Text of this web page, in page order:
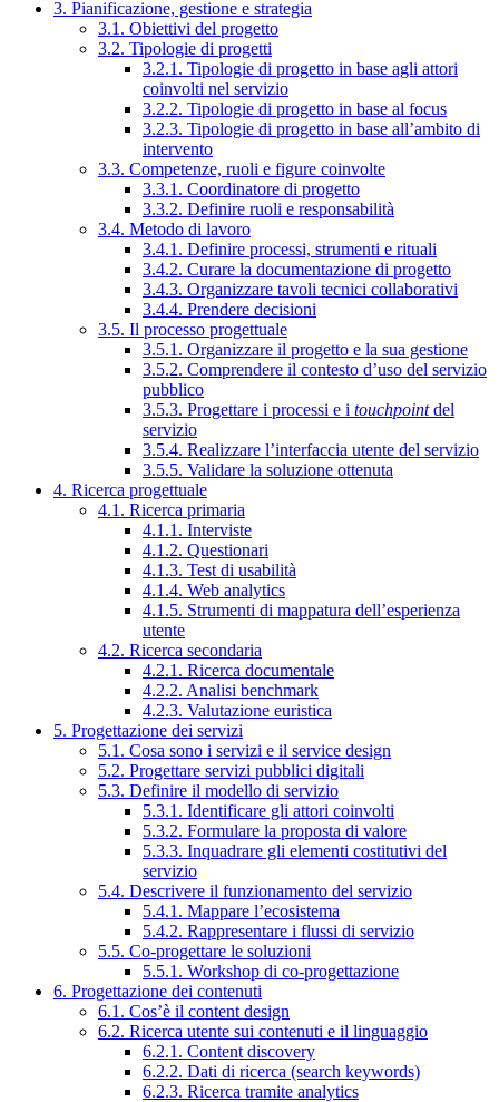
3. Pianificazione, gestione e strategia
3.1. Obiettivi del progetto
3.2. Tipologie di progetti
3.2.1. Tipologie di progetto in base agli attori
coinvolti nel servizio
3.2.2. Tipologie di progetto in base al focus
3.2.3. Tipologie di progetto in base all’ambito di
intervento
3.3. Competenze, ruoli e figure coinvolte
3.3.1. Coordinatore di progetto
3.3.2. Definire ruoli e responsabilità
3.4. Metodo di lavoro
3.4.1. Definire processi, strumenti e rituali
3.4.2. Curare la documentazione di progetto
3.4.3. Organizzare tavoli tecnici collaborativi
3.4.4. Prendere decisioni
3.5. Il processo progettuale
3.5.1. Organizzare il progetto e la sua gestione
3.5.2. Comprendere il contesto d’uso del servizio
pubblico
3.5.3. Progettare i processi e i touchpointdel
servizio
3.5.4. Realizzare l’interfaccia utente del servizio
3.5.5. Validare la soluzione ottenuta
4. Ricerca progettuale
4.1. Ricerca primaria
4.1.1. Interviste
4.1.2. Questionari
4.1.3. Test di usabilità
4.1.4. Web analytics
4.1.5. Strumenti di mappatura dell’esperienza
utente
4.2. Ricerca secondaria
4.2.1. Ricerca documentale
4.2.2. Analisi benchmark
4.2.3. Valutazione euristica
5. Progettazione dei servizi
5.1. Cosa sono i servizi e il service design
5.2. Progettare servizi pubblici digitali
5.3. Definire il modello di servizio
5.3.1. Identificare gli attori coinvolti
5.3.2. Formulare la proposta di valore
5.3.3. Inquadrare gli elementi costitutivi del
servizio
5.4. Descrivere il funzionamento del servizio
5.4.1. Mappare l’ecosistema
5.4.2. Rappresentare i flussi di servizio
5.5. Co-progettare le soluzioni
5.5.1. Workshop di co-progettazione
6. Progettazione dei contenuti
6.1. Cos’è il content design
6.2. Ricerca utente sui contenuti e il linguaggio
6.2.1. Content discovery
6.2.2. Dati di ricerca (search keywords)
6.2.3. Ricerca tramite analytics